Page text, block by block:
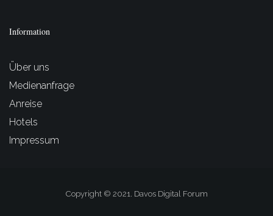
Information
Über uns
Medienanfrage
Anreise
Hotels
Impressum
Copyright © 2021. Davos Digital Forum